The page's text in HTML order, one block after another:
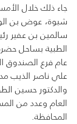
جاء ذلك خلال
شبوة، عوض بن
سالمين بن عفير
الطبية بساحل
عام فرع الصندوق
علي ناصر الذيب
والدكتور حسين
العام وعدد من
المحافظة.